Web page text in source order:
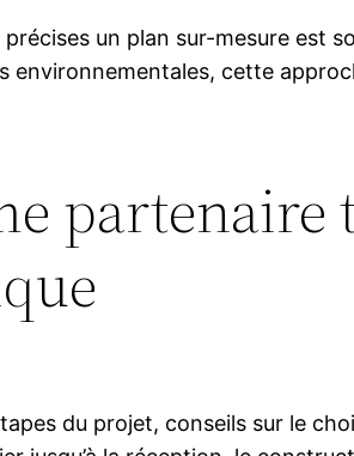
un plan sur-mesure est
environnementales, cette
partenaire
du projet, conseils sur le